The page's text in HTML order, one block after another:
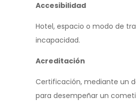
Accesibilidad
Hotel, espacio o modo de
incapacidad.
Acreditación
Certificación, mediante un
para desempeñar un